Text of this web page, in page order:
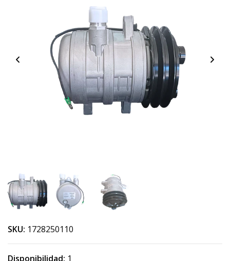
SKU: 1728250110
Disponibilidad: 1